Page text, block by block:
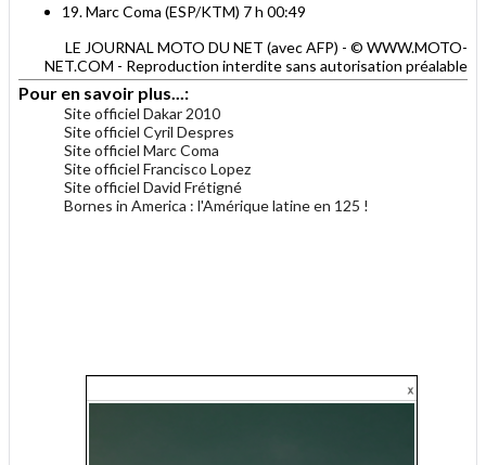
19. Marc Coma (ESP/KTM) 7 h 00:49
LE JOURNAL MOTO DU NET (avec AFP) - © WWW.MOTO-
NET.COM - Reproduction interdite sans autorisation préalable
Pour en savoir plus...:
Site officiel Dakar 2010
Site officiel Cyril Despres
Site officiel Marc Coma
Site officiel Francisco Lopez
Site officiel David Frétigné
Bornes in America : l'Amérique latine en 125 !